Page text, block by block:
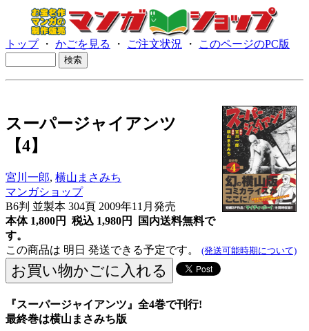
トップ・ かごを見る ・ ご注文状況 ・ このページのPC版
スーパージャイアンツ
【4】
宮川一郎, 横山まさみち
マンガショップ
B6判 並製本 304頁 2009年11月発売
本体 1,800円 税込 1,980円
国内送料無料で
す。
この商品は 明日 発送できる予定です。 (発送可能時期について)
『スーパージャイアンツ』全4巻で刊行!
最終巻は横山まさみち版